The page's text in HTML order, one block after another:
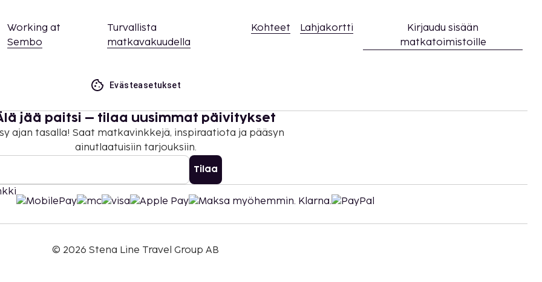
Working at
Sembo
Turvallista
matkavakuudella
Kohteet Lahjakortti
Kirjaudu sisään
matkatoimistoille
Evästeasetukset
jää paitsi – tilaa uusimmat päivitykset
ajan tasalla! Saat matkavinkkejä, inspiraatiota ja pääsyn
ainutlaatuisiin tarjouksiin.
Tilaa
© 2026 Stena Line Travel Group AB